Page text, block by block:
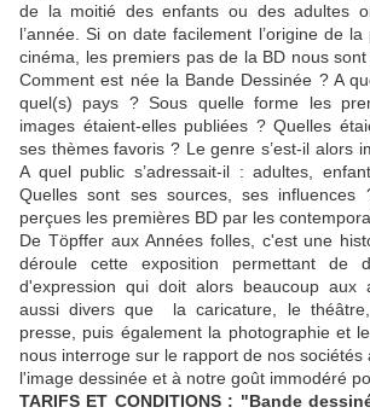
de la moitié des enfants ou des adultes
l’année. Si on date facilement l’origine de
cinéma, les premiers pas de la BD nous sont
Comment est née la Bande Dessinée ? A
quel(s) pays ? Sous quelle forme les
images étaient-elles publiées ? Quelles
ses thèmes favoris ? Le genre s’est-il alors
A quel public s’adressait-il : adultes,
Quelles sont ses sources, ses influences
perçues les premières BD par les
De Töpffer aux Années folles, c'est une
déroule cette exposition permettant de
d'expression qui doit alors beaucoup aux
aussi divers que la caricature, le
presse, puis également la photographie et
nous interroge sur le rapport de nos sociétés
l'image dessinée et à notre goût immodéré
TARIFS ET CONDITIONS : "Bande